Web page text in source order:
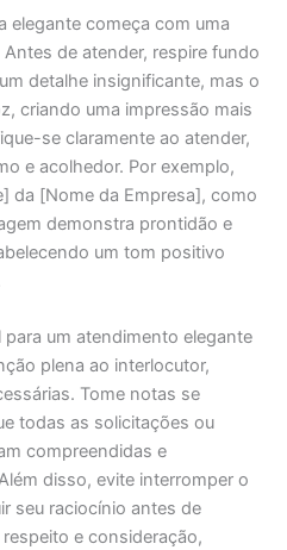
elegante começa com uma
de atender, respire fundo
detalhe insignificante, mas o
criando uma impressão mais
se claramente ao atender,
e acolhedor. Por exemplo,
da [Nome da Empresa], como
demonstra prontidão e
um tom positivo
um atendimento elegante
plena ao interlocutor,
Tome notas se
todas as solicitações ou
compreendidas e
disso, evite interromper o
seu raciocínio antes de
e consideração,